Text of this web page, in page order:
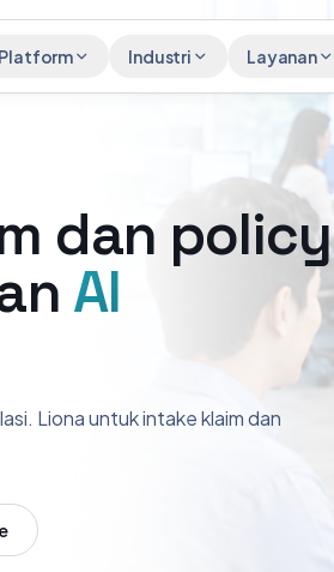
Platform Industri Layanan
dan policy
AI
Liona untuk intake klaim dan